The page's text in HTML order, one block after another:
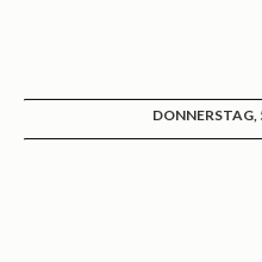
DONNERSTAG,